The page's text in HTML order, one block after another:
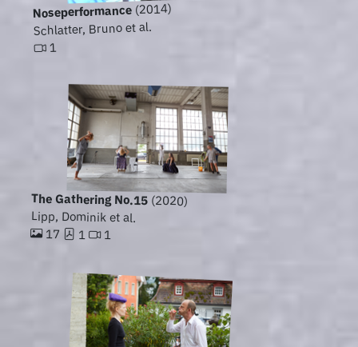
Noseperformance(2014)
Schlatter, Bruno et al.
1
The Gathering No.15 (2020)
Lipp, Dominik et al.
17 1 1